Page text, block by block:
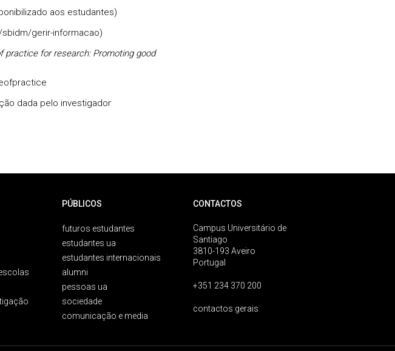
aos estudantes)
gerir-informacao)
practice for research: Promoting good
dada pelo investigador
PÚBLICOS
futuros estudantes
estudantes ua
estudantes internacionais
alumni
pessoas ua
sociedade
comunicação e media
CONTACTOS
Campus Universitário de
Santiago
3810-193 Aveiro
Portugal
+351 234 370 200
contactos gerais